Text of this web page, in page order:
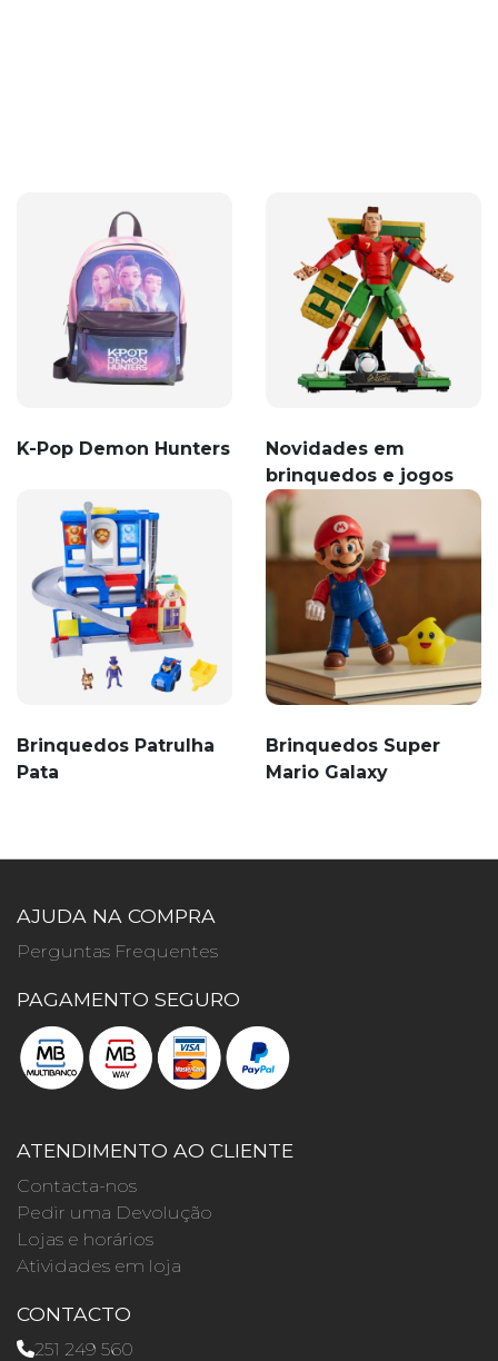
K-Pop Demon Hunters
Novidades em
brinquedos e jogos
Brinquedos Patrulha
Pata
Brinquedos Super
Mario Galaxy
AJUDA NA COMPRA
Perguntas Frequentes
PAGAMENTO SEGURO
ATENDIMENTO AO CLIENTE
Contacta-nos
Pedir uma Devolução
Lojas e horários
Atividades em loja
CONTACTO
251 249 560